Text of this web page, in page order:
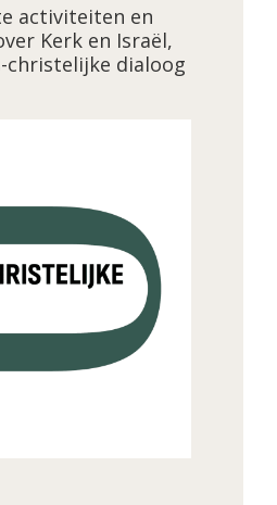
activiteiten en
Kerk en Israël,
christelijke dialoog